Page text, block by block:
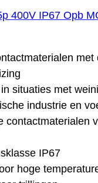
400V IP67 Opb
met
situaties met
industrie en
contactmaterialen
IP67
hoge